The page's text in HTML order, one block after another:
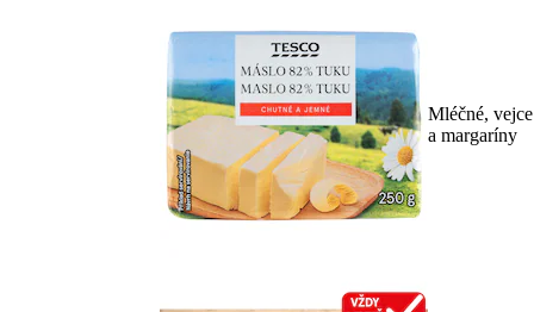
Mléčné, vejce
a margaríny